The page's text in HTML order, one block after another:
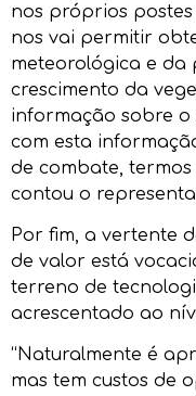
nos próprios
nos vai permitir
meteorológica e da
crescimento da
informação sobre
com esta
de combate,
contou o
Por fim, a vertente
de valor está
terreno de
acrescentado ao
“Naturalmente é
mas tem custos de